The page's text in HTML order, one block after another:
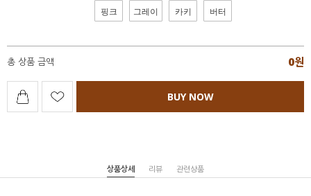
핑크 그레이 카키 버터
총 상품 금액 0원
BUY NOW
상품상세 리뷰 관련상품